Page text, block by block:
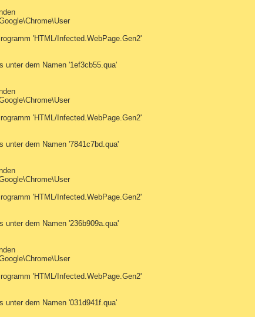
'HTML/Infected.WebPage.Gen2'
unter dem Namen '1ef3cb55.qua'
'HTML/Infected.WebPage.Gen2'
unter dem Namen '7841c7bd.qua'
'HTML/Infected.WebPage.Gen2'
unter dem Namen '236b909a.qua'
'HTML/Infected.WebPage.Gen2'
unter dem Namen '031d941f.qua'